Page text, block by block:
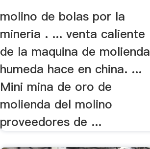
molino de bolas por la
mineria . ... venta caliente
de la maquina de molienda
humeda hace en china. ...
Mini mina de oro de
molienda del molino
proveedores de ...